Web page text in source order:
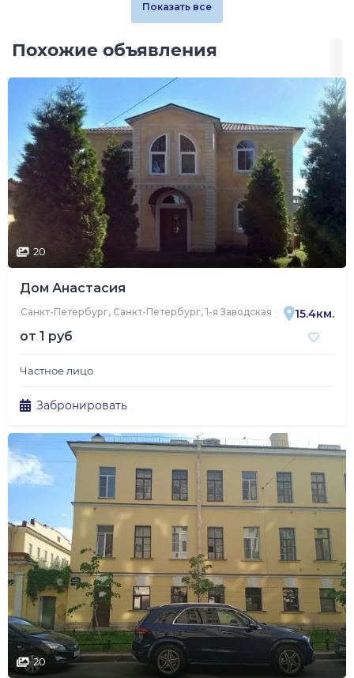
Показать все
Похожие объявления
20
Дом Анастасия
Санкт-Петербург, Санкт-Петербург, 1-я Заводская улица, 14, корп.
15.4км.
от 1 руб
Частное лицо
Забронировать
20